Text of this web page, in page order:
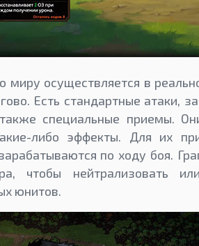
миру осуществляется в
Есть стандартные атаки,
специальные приемы.
либо эффекты. Для их
по ходу боя.
чтобы нейтрализовать
юнитов.